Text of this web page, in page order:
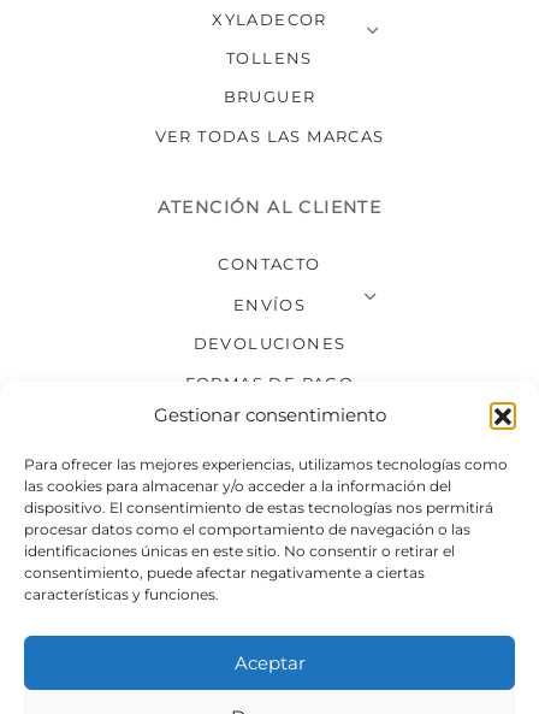
Gestionar consentimiento
Para ofrecer las mejores experiencias, utilizamos tecnologías como
las cookies para almacenar y/o acceder a la información del
dispositivo. El consentimiento de estas tecnologías nos permitirá
procesar datos como el comportamiento de navegación o las
identificaciones únicas en este sitio. No consentir o retirar el
consentimiento, puede afectar negativamente a ciertas
características y funciones.
Aceptar
XYLADECOR
TOLLENS
BRUGUER
VER TODAS LAS MARCAS
ATENCIÓN AL CLIENTE
CONTACTO
ENVÍOS
DEVOLUCIONES
FORMAS DE PAGO
SÍGUENOS